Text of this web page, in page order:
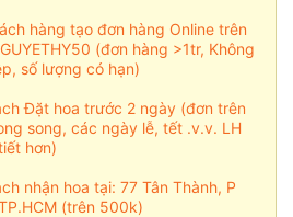
hàng tạo đơn hàng Online trên
(đơn hàng >1tr, Không
số lượng có hạn)
Đặt hoa trước 2 ngày (đơn trên
song, các ngày lễ, tết .v.v. LH
hơn)
nhận hoa tại: 77 Tân Thành, P
(trên 500k)